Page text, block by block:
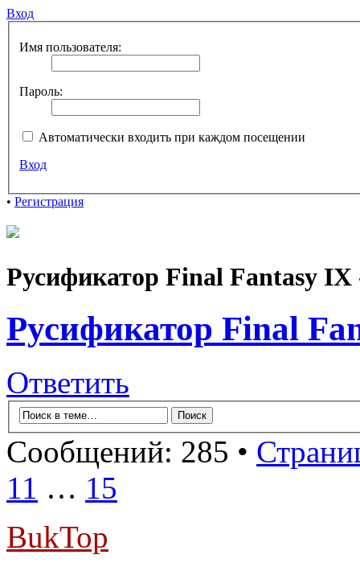
Вход
Имя пользователя:
Пароль:
Автоматически входить при каждом посещении
Вход
• Регистрация
Русификатор Final Fantasy
Русификатор Final
Ответить
Сообщений: 285 •
11 … 15
BukTop